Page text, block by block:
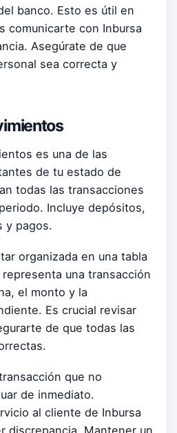
banco. Esto es útil en
comunicarte con Inbursa
Asegúrate de que
sea correcta y
es una de las
de tu estado de
todas las transacciones
Incluye depósitos,
y pagos.
organizada en una tabla
una transacción
el monto y la
Es crucial revisar
de que todas las
que no
de inmediato.
al cliente de Inbursa
discrepancia. Mantener un